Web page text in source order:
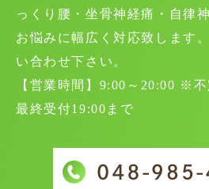
っくり腰・坐骨神経痛・自律
お悩みに幅広く対応致します
い合わせ下さい。
【営業時間】9:00～20:00 ※
最終受付19:00まで